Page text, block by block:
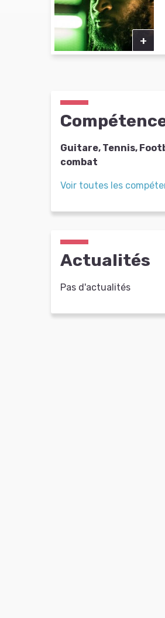
+
Guitare, Tennis,
combat
Voir toutes les
Actualités
Pas d'actualités